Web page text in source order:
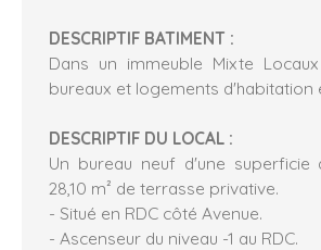
DESCRIPTIF BATIMENT :
Dans un immeuble Mixte Locaux
bureaux et logements d'habitation
DESCRIPTIF DU LOCAL :
Un bureau neuf d'une superficie
28,10 m² de terrasse privative.
- Situé en RDC côté Avenue.
- Ascenseur du niveau -1 au RDC.